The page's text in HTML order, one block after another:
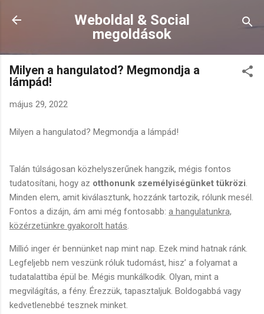
Ugrás a fő tartalomra
Weboldal & Social
megoldások
Milyen a hangulatod? Megmondja a
lámpád!
május 29, 2022
Milyen a hangulatod? Megmondja a lámpád!
Talán túlságosan közhelyszerűnek hangzik, mégis fontos
tudatosítani, hogy az otthonunk személyiségünket tükrözi
Minden elem, amit kiválasztunk, hozzánk tartozik, rólunk mesél.
Fontos a dizájn, ám ami még fontosabb: a hangulatunkra,
közérzetünkre gyakorolt hatás
Millió inger ér bennünket nap mint nap. Ezek mind hatnak ránk.
Legfeljebb nem veszünk róluk tudomást, hisz’ a folyamat a
tudatalattiba épül be. Mégis munkálkodik. Olyan, mint a
megvilágítás, a fény. Érezzük, tapasztaljuk. Boldogabbá vagy
kedvetlenebbé tesznek minket.